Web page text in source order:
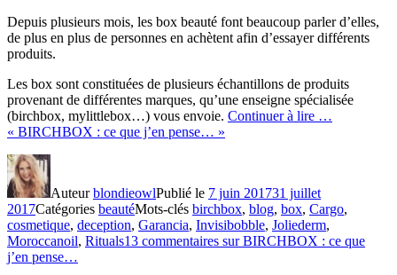
Depuis plusieurs mois, les box beauté font beaucoup parler d’elles,
de plus en plus de personnes en achètent afin d’essayer différents
produits.
Les box sont constituées de plusieurs échantillons de produits
provenant de différentes marques, qu’une enseigne spécialisée
(birchbox, mylittlebox…) vous envoie. Continuer à lire …
« BIRCHBOX : ce que j’en pense… »
AuteurblondieowlPublié le 7 juin 201731 juillet
2017Catégories beautéMots-clés birchbox, blog, box, Cargo,
cosmetique, deception, Garancia, Invisibobble, Joliederm,
Moroccanoil, Rituals13 commentaires sur BIRCHBOX : ce que
j’en pense…